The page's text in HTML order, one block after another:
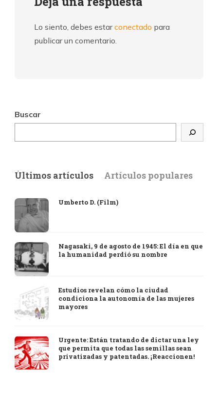
Lo siento, debes estarconectado para
publicar un comentario.
Buscar
Últimos artículos Artículos populares
Umberto D. (Film)
Nagasaki, 9 de agosto de 1945: El día en que
la humanidad perdió su nombre
Estudios revelan cómo la ciudad
condiciona la autonomía de las mujeres
mayores
Urgente: Están tratando de dictar una ley
que permita que todas las semillas sean
privatizadas y patentadas. ¡Reaccionen!